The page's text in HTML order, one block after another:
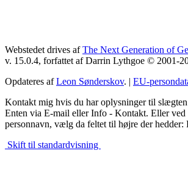
Webstedet drives afThe Next Generation of
v. 15.0.4, forfattet af Darrin Lythgoe © 2001-
Opdateres afLeon Sønderskov. | EU-
Kontakt mig hvis du har oplysninger til
Enten via E-mail eller Info - Kontakt. Eller ved
personnavn, vælg da feltet til højre der
Skift til standardvisning